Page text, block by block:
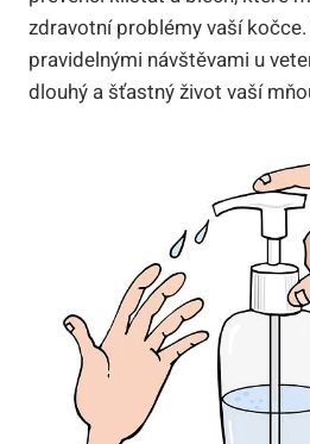
zdravotní problémy vaší
pravidelnými návštěvami u
dlouhý a šťastný život vaší